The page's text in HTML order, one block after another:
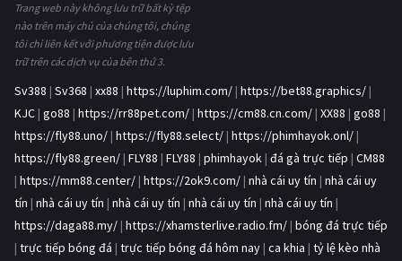
Trang web này không lưu trữ bất kỳ tệp
nào trên máy chủ của chúng tôi, chúng
tôi chỉ liên kết với phương tiện được lưu
trữ trên các dịch vụ của bên thứ 3.
Sv388 | Sv368 | xx88 | https://luphim.com/ | https://bet88.graphics/ |
KJC | go88 | https://rr88pet.com/ | https://cm88.cn.com/ | XX88 | go88 |
https://fly88.uno/ | https://fly88.select/ | https://phimhayok.onl/ |
https://fly88.green/ | FLY88 | FLY88 | phimhayok | đá gà trực tiếp | CM88
| https://mm88.center/ | https://2ok9.com/ | nhà cái uy tín | nhà cái uy
tín | nhà cái uy tín | nhà cái uy tín | nhà cái uy tín | nhà cái uy tín |
https://daga88.my/ | https://xhamsterlive.radio.fm/ | bóng đá trực tiếp
| trực tiếp bóng đá | trực tiếp bóng đá hôm nay | ca khia | tỷ lệ kèo nhà